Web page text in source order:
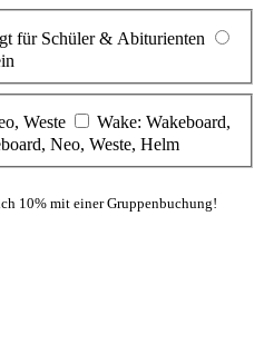
für Schüler & Abiturienten
Weste
Wake: Wakeboard,
Neo, Weste, Helm
10% mit einer Gruppenbuchung!